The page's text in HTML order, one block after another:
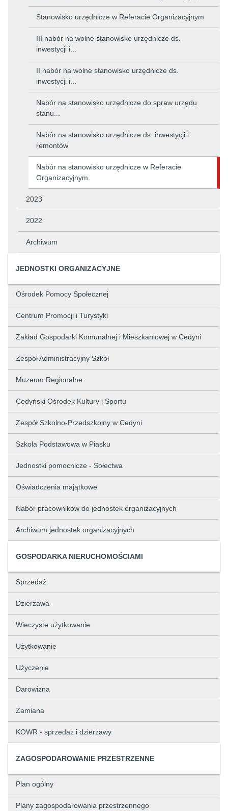
Stanowisko urzędnicze w Referacie Organizacyjnym
III nabór na wolne stanowisko urzędnicze ds.
inwestycji i...
II nabór na wolne stanowisko urzędnicze ds.
inwestycji i...
Nabór na stanowisko urzędnicze do spraw urzędu
stanu...
Nabór na stanowisko urzędnicze ds. inwestycji i
remontów
Nabór na stanowisko urzędnicze w Referacie
Organizacyjnym.
2023
2022
Archiwum
JEDNOSTKI ORGANIZACYJNE
Ośrodek Pomocy Społecznej
Centrum Promocji i Turystyki
Zakład Gospodarki Komunalnej i Mieszkaniowej w Cedyni
Zespół Administracyjny Szkół
Muzeum Regionalne
Cedyński Ośrodek Kultury i Sportu
Zespół Szkolno-Przedszkolny w Cedyni
Szkoła Podstawowa w Piasku
Jednostki pomocnicze - Sołectwa
Oświadczenia majątkowe
Nabór pracowników do jednostek organizacyjnych
Archiwum jednostek organizacyjnych
GOSPODARKA NIERUCHOMOŚCIAMI
Sprzedaż
Dzierżawa
Wieczyste użytkowanie
Użytkowanie
Użyczenie
Darowizna
Zamiana
KOWR - sprzedaż i dzierżawy
ZAGOSPODAROWANIE PRZESTRZENNE
Plan ogólny
Plany zagospodarowania przestrzennego